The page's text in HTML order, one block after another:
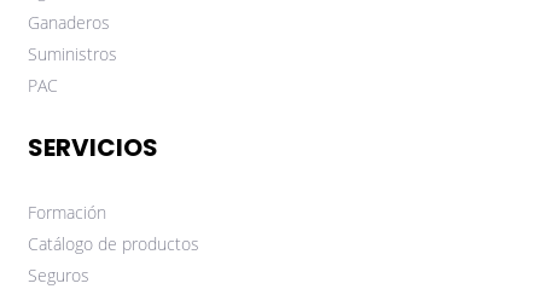
Ganaderos
Suministros
PAC
SERVICIOS
Formación
Catálogo de productos
Seguros